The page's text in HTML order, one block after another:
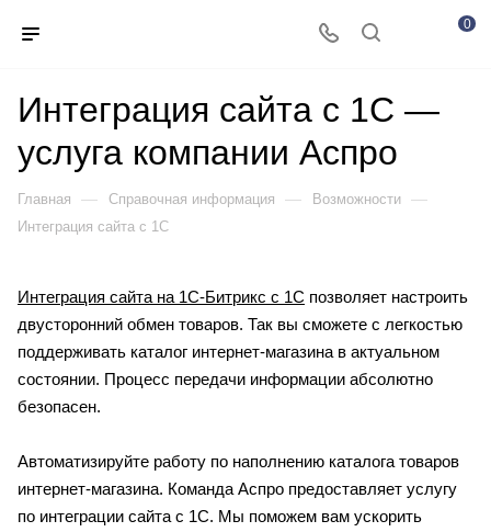
0
Интеграция сайта с 1С —
услуга компании Аспро
Главная — Справочная информация — Возможности —
Интеграция сайта с 1С
Интеграция сайта на 1С-Битрикс с 1С позволяет настроить
двусторонний обмен товаров. Так вы сможете с легкостью
поддерживать каталог интернет-магазина в актуальном
состоянии. Процесс передачи информации абсолютно
безопасен.
Автоматизируйте работу по наполнению каталога товаров
интернет-магазина. Команда Аспро предоставляет услугу
по интеграции сайта с 1С. Мы поможем вам ускорить